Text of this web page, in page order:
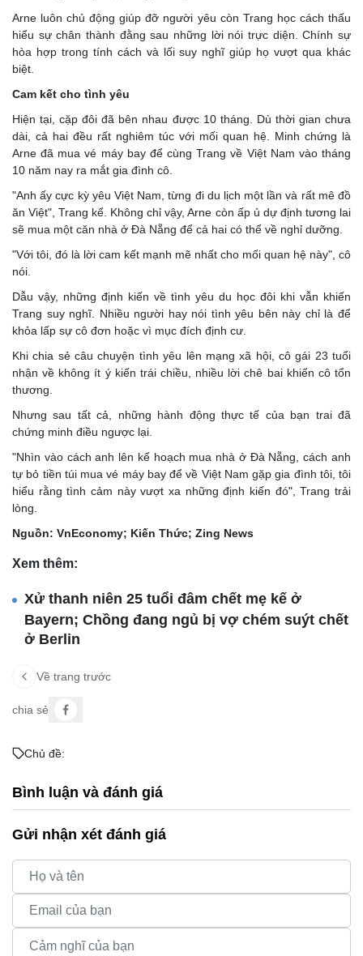
Arne luôn chủ động giúp đỡ người yêu còn Trang học cách thấu
hiểu sự chân thành đằng sau những lời nói trực diện. Chính sự
hòa hợp trong tính cách và lối suy nghĩ giúp họ vượt qua khác
biệt.
Cam kết cho tình yêu
Hiện tại, cặp đôi đã bên nhau được 10 tháng. Dù thời gian chưa
dài, cả hai đều rất nghiêm túc với mối quan hệ. Minh chứng là
Arne đã mua vé máy bay để cùng Trang về Việt Nam vào tháng
10 năm nay ra mắt gia đình cô.
"Anh ấy cực kỳ yêu Việt Nam, từng đi du lịch một lần và rất mê đồ
ăn Việt", Trang kể. Không chỉ vậy, Arne còn ấp ủ dự định tương lai
sẽ mua một căn nhà ở Đà Nẵng để cả hai có thể về nghỉ dưỡng.
"Với tôi, đó là lời cam kết mạnh mẽ nhất cho mối quan hệ này", cô
nói.
Dẫu vậy, những định kiến về tình yêu du học đôi khi vẫn khiến
Trang suy nghĩ. Nhiều người hay nói tình yêu bên này chỉ là để
khỏa lấp sự cô đơn hoặc vì mục đích định cư.
Khi chia sẻ câu chuyện tình yêu lên mạng xã hội, cô gái 23 tuổi
nhận về không ít ý kiến trái chiều, nhiều lời chê bai khiến cô tổn
thương.
Nhưng sau tất cả, những hành động thực tế của bạn trai đã
chứng minh điều ngược lại.
"Nhìn vào cách anh lên kế hoạch mua nhà ở Đà Nẵng, cách anh
tự bỏ tiền túi mua vé máy bay để về Việt Nam gặp gia đình tôi, tôi
hiểu rằng tình cảm này vượt xa những định kiến đó", Trang trải
lòng.
Nguồn: VnEconomy; Kiến Thức; Zing News
Xem thêm:
Xử thanh niên 25 tuổi đâm chết mẹ kế ở
Bayern; Chồng đang ngủ bị vợ chém suýt chết
ở Berlin
Về trang trước
chia sẻ
Chủ đề:
Bình luận và đánh giá
Gửi nhận xét đánh giá